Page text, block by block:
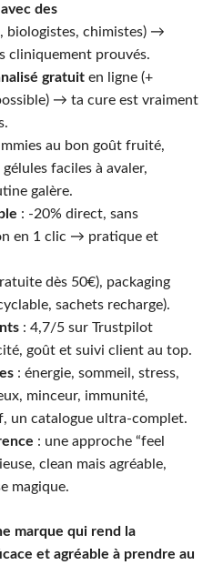
des
biologistes, chimistes) →
cliniquement prouvés.
gratuit en ligne (+
→ ta cure est vraiment
au bon goût fruité,
faciles à avaler,
galère.
: -20% direct, sans
en 1 clic → pratique et
dès 50€), packaging
sachets recharge).
: 4,7/5 sur Trustpilot
goût et suivi client au top.
: énergie, sommeil, stress,
minceur, immunité,
un catalogue ultra-complet.
: une approche “feel
clean mais agréable,
magique.
marque qui rend la
et agréable à prendre au